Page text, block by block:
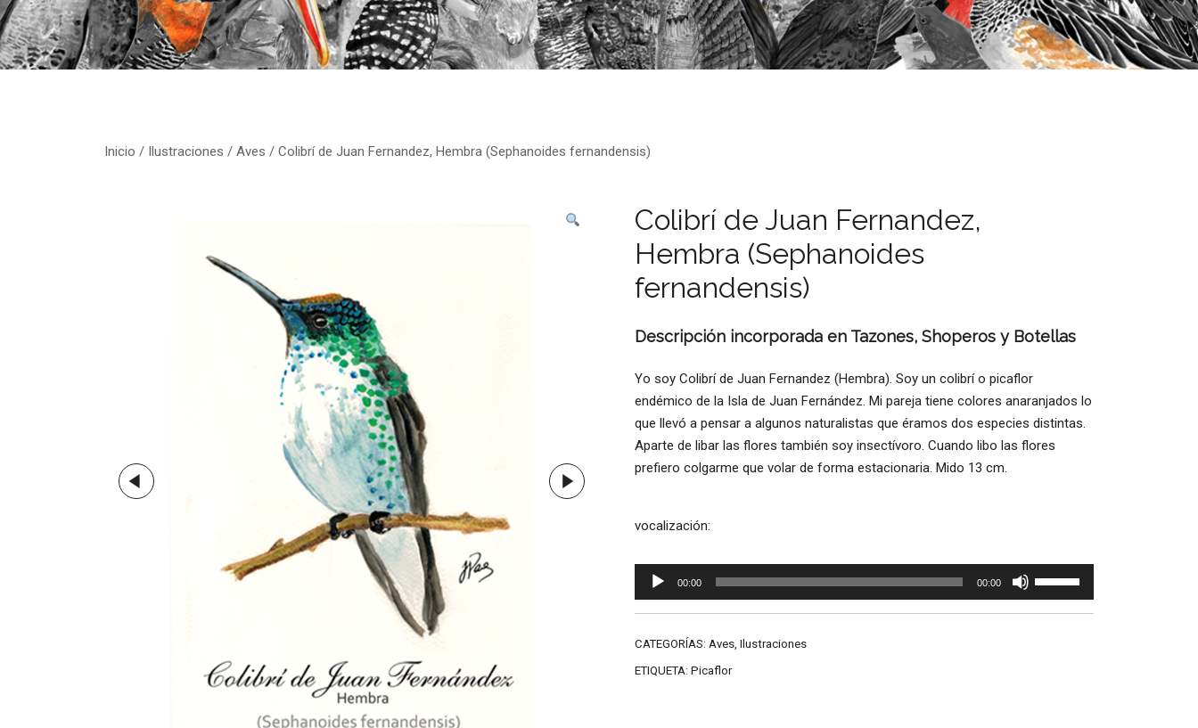
Inicio / Ilustraciones / Aves / Colibrí de Juan Fernandez, Hembra (Sephanoides fernandensis)
Colibrí de Juan Fernandez,
Hembra (Sephanoides
fernandensis)
Descripción incorporada en Tazones, Shoperos y Botellas
Yo soy Colibrí de Juan Fernandez (Hembra). Soy un colibrí o picaflor
endémico de la Isla de Juan Fernández. Mi pareja tiene colores anaranjados lo
que llevó a pensar a algunos naturalistas que éramos dos especies distintas.
Aparte de libar las flores también soy insectívoro. Cuando libo las flores
prefiero colgarme que volar de forma estacionaria. Mido 13 cm.
vocalización:
Reproductor
de
audio
00:00 00:00
las
teclas
CATEGORÍAS: Aves Ilustraciones
ETIQUETA: Picaflor